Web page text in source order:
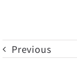
Previous